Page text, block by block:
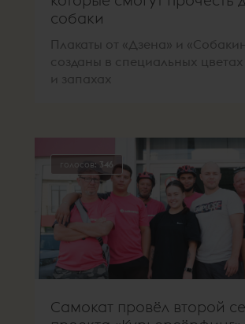
собаки
Плакаты от «Дзена» и
созданы в специальных цветах
и запахах
голосов: 346
Самокат провёл второй